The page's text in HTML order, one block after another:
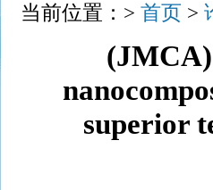
当前位置：> 首页 >
superior